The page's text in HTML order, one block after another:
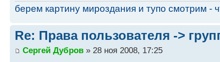
берем картину мироздания и тупо смотрим -
Re: Права пользователя ->
Сергей Дубров » 28 ноя 2008, 17:25